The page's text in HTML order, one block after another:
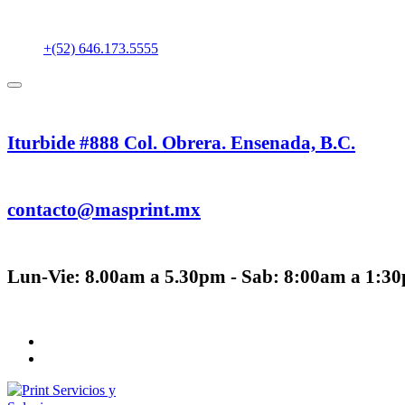
+(52) 646.173.5555
Iturbide #888 Col. Obrera. Ensenada, B.C.
contacto@masprint.mx
Lun-Vie: 8.00am a 5.30pm - Sab: 8:00am a